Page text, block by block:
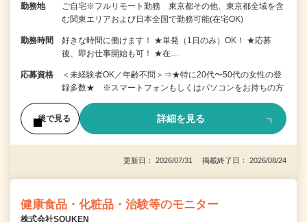
勤務地
ご自宅※フルリモート勤務 東京都その他、東京都全域を含
む関東エリアおよび日本全国で勤務可能(在宅OK)
勤務時間
好きな時間に働けます！ ★単発（1日のみ）OK！ ★応募
後、即お仕事開始も可！ ★在…
応募資格
＜未経験者OK／年齢不問＞⇒★特に20代〜50代の女性の登
録多数★ ※スマートフォンもしくはパソコンをお持ちの方
後で見る 詳細を見る
更新日： 2026/07/31 掲載終了日： 2026/08/24
健康食品・化粧品・治験等のモニター
株式会社SOUKEN